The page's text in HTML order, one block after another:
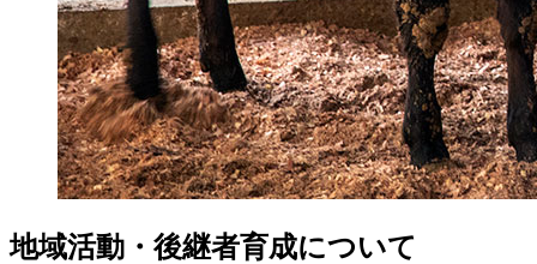
地域活動・後継者育成について